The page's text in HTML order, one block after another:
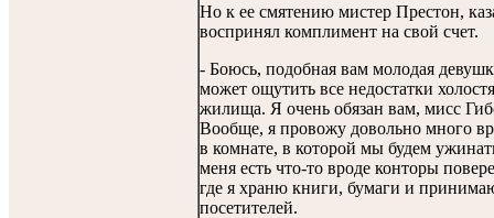
Но к ее смятению мистер Престон,
воспринял комплимент на свой счет.
- Боюсь, подобная вам молодая
может ощутить все недостатки
жилища. Я очень обязан вам, мисс
Вообще, я провожу довольно много
в комнате, в которой мы будем
меня есть что-то вроде конторы
где я храню книги, бумаги и
посетителей.